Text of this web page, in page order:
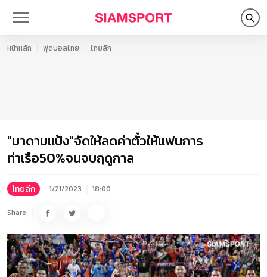
หน้าหลัก ฟุตบอลไทย ไทยลีก
"มาดามแป้ง"จัดให้ลดค่าตั๋วให้แฟนการ
ท่าเรือ50%จนจบฤดูกาล
ไทยลีก 1/21/2023 18:00
Share